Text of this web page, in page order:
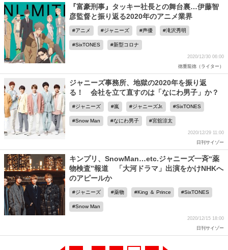
『富豪刑事』タッキー社長との舞台裏…伊藤智
彦監督と振り返る2020年のアニメ業界
アニメ ジャニーズ 声優 滝沢秀明
SixTONES 新型コロナ
2020/12/30 06:00
徳重龍徳（ライター）
ジャニーズ事務所、地獄の2020年を振り返
る！ 会社を立て直すのは「なにわ男子」か？
ジャニーズ 嵐 ジャニーズJr. SixTONES
Snow Man なにわ男子 宮舘涼太
2020/12/29 11:00
日刊サイゾー
キンプリ、SnowMan…etc.ジャニーズ一斉“薬
物検査”報道 「大河ドラマ」出演をかけNHKへ
のアピールか
ジャニーズ 薬物 King ＆ Prince SixTONES
Snow Man
2020/12/15 18:00
日刊サイゾー